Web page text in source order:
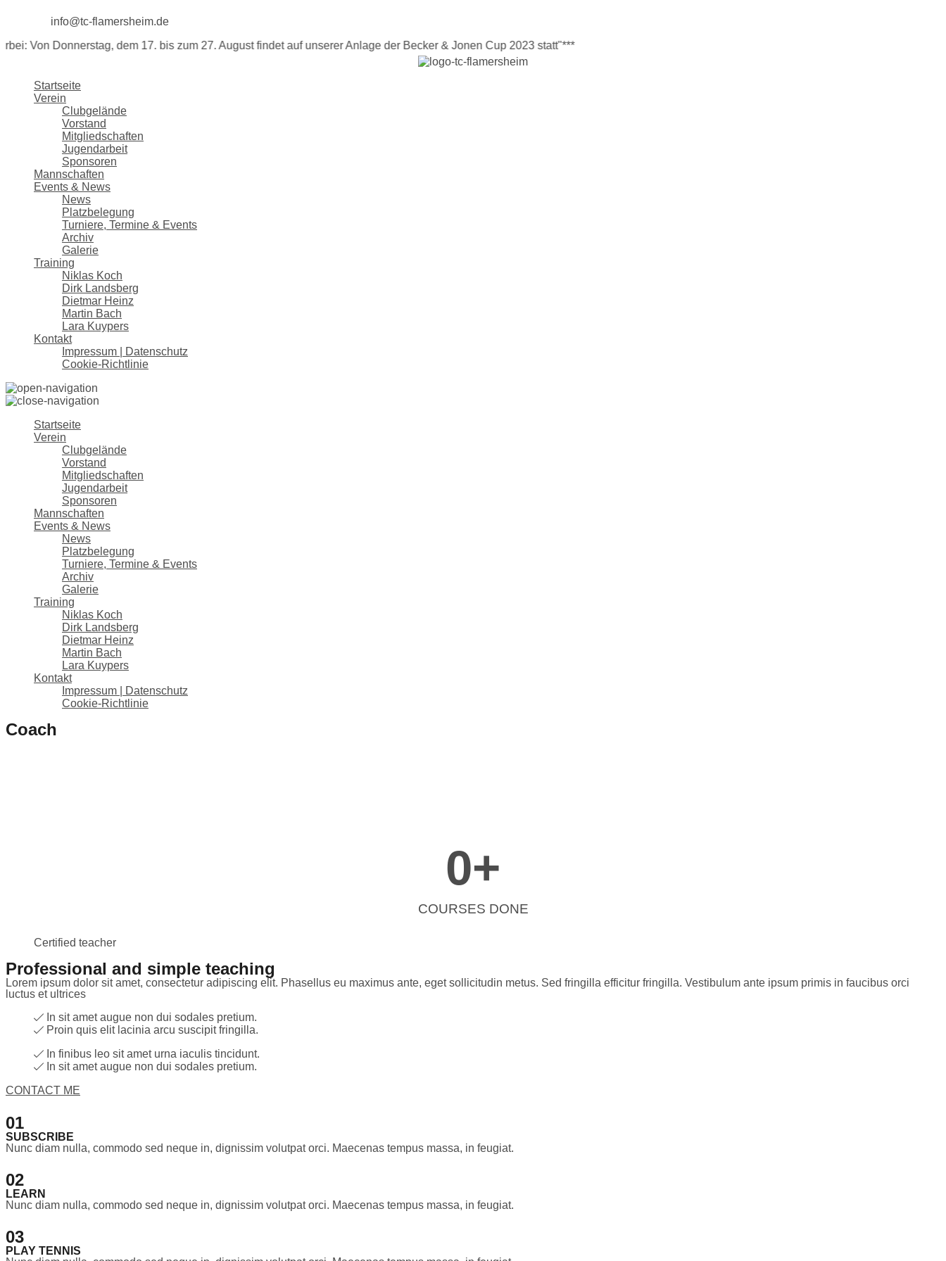
info@tc-flamersheim.de
Donnerstag, dem 17. bis zum 27. August findet auf unserer Anlage der Becker & Jonen Cup 2023 statt"***
Startseite
Verein
Clubgelände
Vorstand
Mitgliedschaften
Jugendarbeit
Sponsoren
Mannschaften
Events & News
News
Platzbelegung
Turniere, Termine & Events
Archiv
Galerie
Training
Niklas Koch
Dirk Landsberg
Dietmar Heinz
Martin Bach
Lara Kuypers
Kontakt
Impressum | Datenschutz
Cookie-Richtlinie
Startseite
Verein
Clubgelände
Vorstand
Mitgliedschaften
Jugendarbeit
Sponsoren
Mannschaften
Events & News
News
Platzbelegung
Turniere, Termine & Events
Archiv
Galerie
Training
Niklas Koch
Dirk Landsberg
Dietmar Heinz
Martin Bach
Lara Kuypers
Kontakt
Impressum | Datenschutz
Cookie-Richtlinie
Coach
0+
COURSES DONE
Certified teacher
Professional and simple teaching
Lorem ipsum dolor sit amet, consectetur adipiscing elit. Phasellus eu maximus ante, eget sollicitudin metus. Sed fringilla efficitur fringilla. Vestibulum ante ipsum primis in faucibus orci
luctus et ultrices​
In sit amet augue non dui sodales pretium.
Proin quis elit lacinia arcu suscipit fringilla.
In finibus leo sit amet urna iaculis tincidunt.
In sit amet augue non dui sodales pretium.
CONTACT ME
01
SUBSCRIBE
Nunc diam nulla, commodo sed neque in, dignissim volutpat orci. Maecenas tempus massa, in feugiat.
02
LEARN
Nunc diam nulla, commodo sed neque in, dignissim volutpat orci. Maecenas tempus massa, in feugiat.
03
PLAY TENNIS